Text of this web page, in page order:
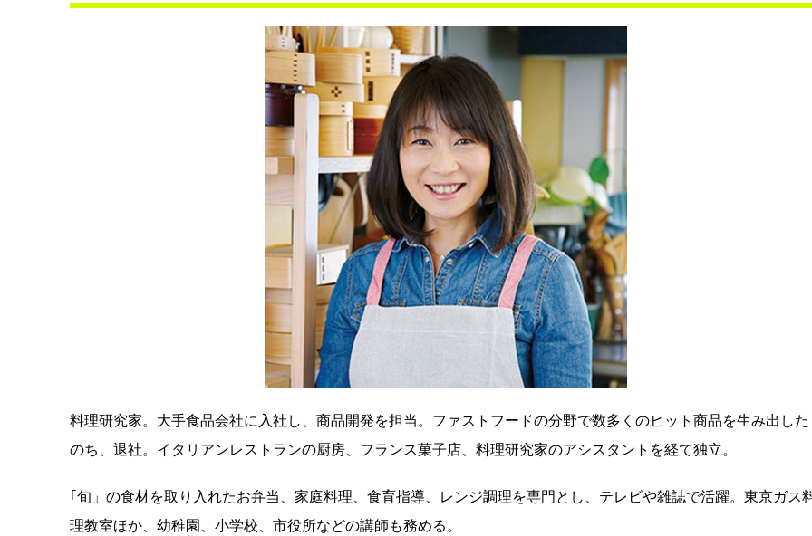
料理研究家。大手食品会社に入社し、商品開発を担当。ファストフードの分野で数多くのヒット商品を生み出した
のち、退社。イタリアンレストランの厨房、フランス菓子店、料理研究家のアシスタントを経て独立。
｢旬」の食材を取り入れたお弁当、家庭料理、食育指導、レンジ調理を専門とし、テレビや雑誌で活躍。東京ガス
理教室ほか、幼稚園、小学校、市役所などの講師も務める。